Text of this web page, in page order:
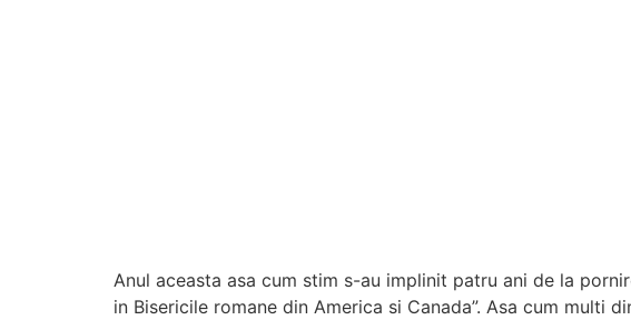
Anul aceasta asa cum stim s-au implinit patru ani de la
in Bisericile romane din America si Canada”. Asa cum multi